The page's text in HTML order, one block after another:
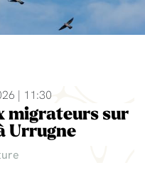
| 11:30
migrateurs sur
Urrugne